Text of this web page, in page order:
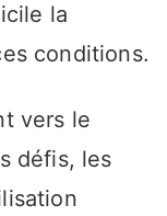
la
conditions.
vers le
défis, les